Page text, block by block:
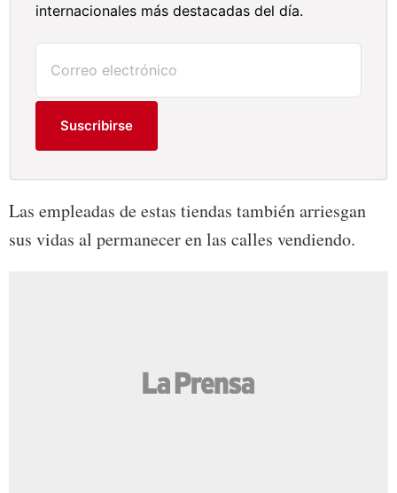
internacionales más destacadas del día.
Suscribirse
Las empleadas de estas tiendas también arriesgan
sus vidas al permanecer en las calles vendiendo.